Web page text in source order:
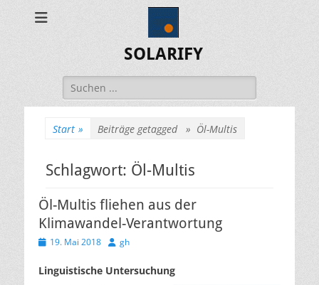
SOLARIFY
Suchen
nach:
Start » Beiträge getagged » Öl-Multis
Schlagwort: Öl-Multis
Öl-Multis fliehen aus der
Klimawandel-Verantwortung
Veröffentlicht
19. Mai 2018 Autor
gh
Linguistische Untersuchung